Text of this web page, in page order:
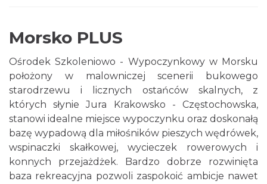
Morsko PLUS
Ośrodek Szkoleniowo - Wypoczynkowy w Morsku
położony w malowniczej scenerii bukowego
starodrzewu i licznych ostańców skalnych, z
których słynie Jura Krakowsko - Częstochowska,
stanowi idealne miejsce wypoczynku oraz doskonałą
bazę wypadową dla miłośników pieszych wędrówek,
wspinaczki skałkowej, wycieczek rowerowych i
konnych przejażdżek. Bardzo dobrze rozwinięta
baza rekreacyjna pozwoli zaspokoić ambicje nawet